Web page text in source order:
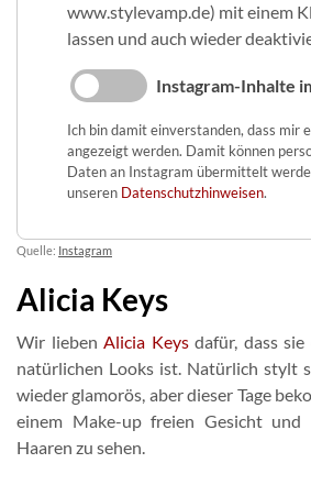
www.stylevamp.de) mit einem
lassen und auch wieder
Instagram-Inhalte
Ich bin damit einverstanden, dass mir
angezeigt werden. Damit können
Daten an Instagram übermittelt
unseren Datenschutzhinweisen.
Quelle: Instagram
Alicia Keys
Wir liebenAlicia Keysdafür, dass sie
natürlichen Looks ist. Natürlich stylt
wieder glamorös, aber dieser Tage
einem Make-up freien Gesicht und
Haaren zu sehen.